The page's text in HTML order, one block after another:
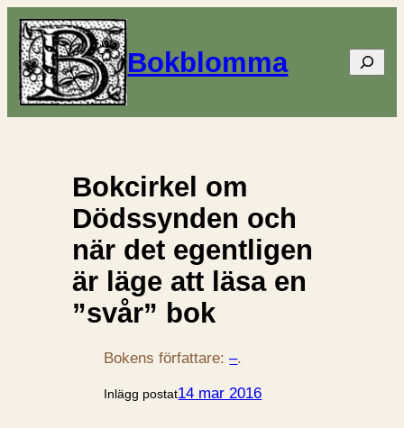
Bokblomma Sök
Bokcirkel om
Dödssynden och
när det egentligen
är läge att läsa en
”svår” bok
Bokens författare:–.
Inlägg postat14 mar 2016